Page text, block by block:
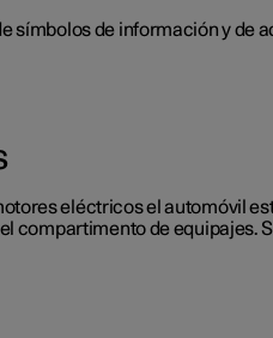
símbolos de información y de
eléctricos el automóvil
compartimento de equipajes.